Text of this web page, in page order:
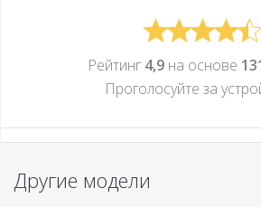
Рейтинг 4,9на основе
Проголосуйте за
Другие модели